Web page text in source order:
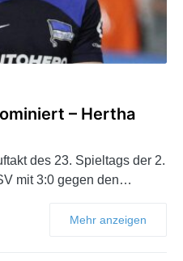
– Hertha
des 23. Spieltags der 2.
mit 3:0 gegen den…
Mehr anzeigen